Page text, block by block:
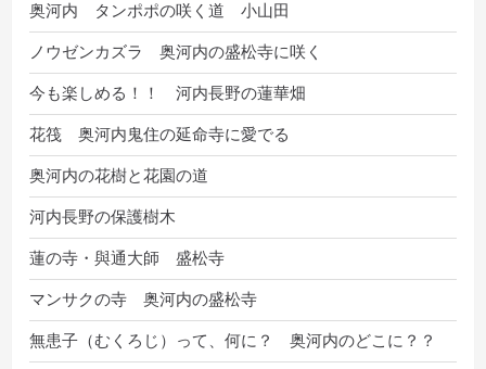
奥河内 タンポポの咲く道 小山田
ノウゼンカズラ 奥河内の盛松寺に咲く
今も楽しめる！！ 河内長野の蓮華畑
花筏 奥河内鬼住の延命寺に愛でる
奥河内の花樹と花園の道
河内長野の保護樹木
蓮の寺・與通大師 盛松寺
マンサクの寺 奥河内の盛松寺
無患子（むくろじ）って、何に？ 奥河内のどこに？？